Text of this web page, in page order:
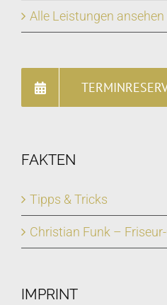
Alle Leistungen ansehen
FAKTEN
Tipps & Tricks
Christian Funk –
IMPRINT